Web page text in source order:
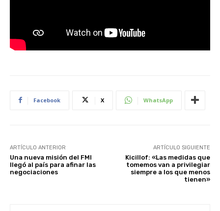
Facebook X WhatsApp
ARTÍCULO ANTERIOR
Una nueva misión del FMI
llegó al país para afinar las
negociaciones
ARTÍCULO SIGUIENTE
Kicillof: «Las medidas que
tomemos van a privilegiar
siempre a los que menos
tienen»